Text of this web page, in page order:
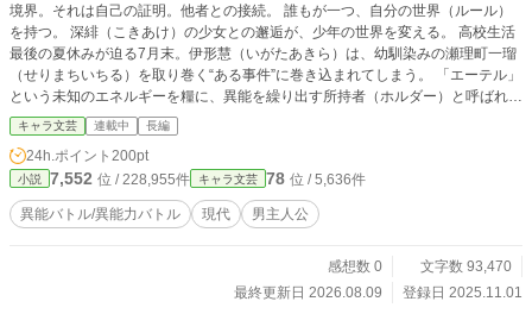
境界。それは自己の証明。他者との接続。 誰もが一つ、自分の世界（ルール）
を持つ。 深緋（こきあけ）の少女との邂逅が、少年の世界を変える。 高校生活
最後の夏休みが迫る7月末。伊形慧（いがたあきら）は、幼馴染みの瀬理町一瑠
（せりまちいちる）を取り巻く“ある事件”に巻き込まれてしまう。 「エーテル」
という未知のエネルギーを糧に、異能を繰り出す所持者（ホルダー）と呼ばれる
人間たち。彼らが夜な夜な街で繰り広げる死闘は、慧の見る世界を根底から覆し
ていく。 一瑠が持つ特異な力。それを狙う謎の所持者、傀儡回（くぐつまわ）
しから彼女を守るため、慧はスカーレットという所持者の少女に協力することに
なるのだが……。 これは、少年と少女が自分の“かたち”を見つける物語。
キャラ文芸 連載中 長編
24h.ポイント 200pt
小説 7,552 位 / 228,955件 キャラ文芸 78 位 / 5,636件
異能バトル/異能力バトル 現代 男主人公
感想数 0
文字数 93,470
最終更新日 2026.08.09
登録日 2025.11.01